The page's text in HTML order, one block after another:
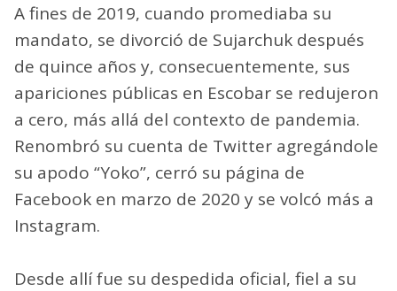
A fines de 2019, cuando promediaba su
mandato, se divorció de Sujarchuk después
de quince años y, consecuentemente, sus
apariciones públicas en Escobar se redujeron
a cero, más allá del contexto de pandemia.
Renombró su cuenta de Twitter agregándole
su apodo “Yoko”, cerró su página de
Facebook en marzo de 2020 y se volcó más a
Instagram.
Desde allí fue su despedida oficial, fiel a su